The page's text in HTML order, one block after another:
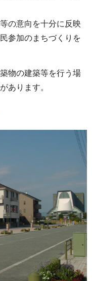
の意向を十分に反映
参加のまちづくりを
物の建築等を行う場
あります。